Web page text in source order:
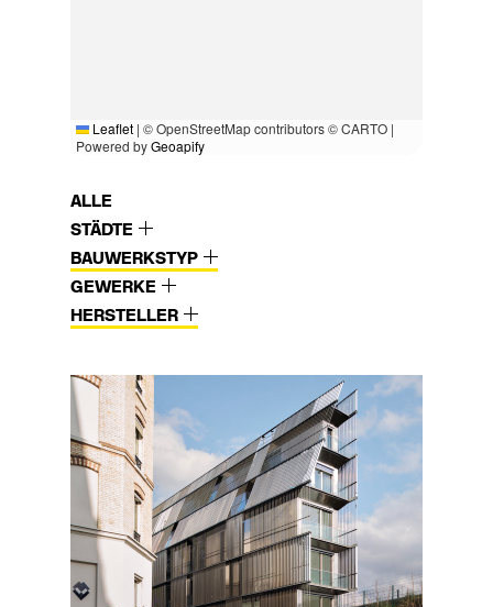
Leaflet | © OpenStreetMap contributors © CARTO |
Powered byGeoapify
ALLE
STÄDTE
BAUWERKSTYP
GEWERKE
HERSTELLER